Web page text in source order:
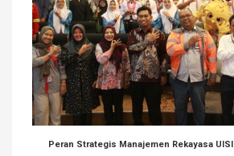
Peran Strategis Manajemen Rekayasa UISI